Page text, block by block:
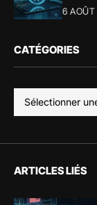
6 AOÛT
CATÉGORIES
ARTICLES LIÉS